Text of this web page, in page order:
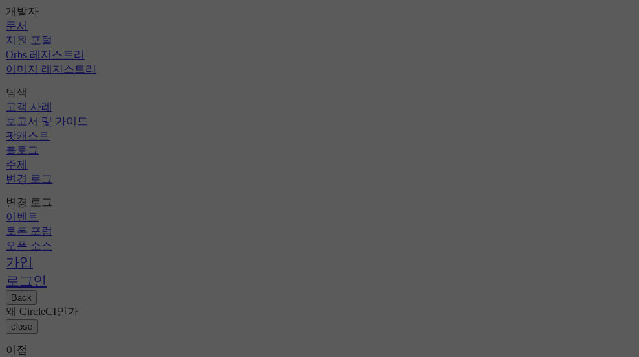
개발자
문서
지원 포털
Orbs 레지스트리
이미지 레지스트리
탐색
고객 사례
보고서 및 가이드
팟캐스트
블로그
주제
변경 로그
변경 로그
이벤트
토론 포럼
오픈 소스
가입
로그인
Back
왜 CircleCI인가
close
이점